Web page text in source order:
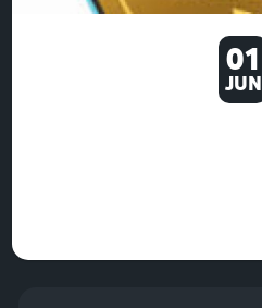
01
JUN